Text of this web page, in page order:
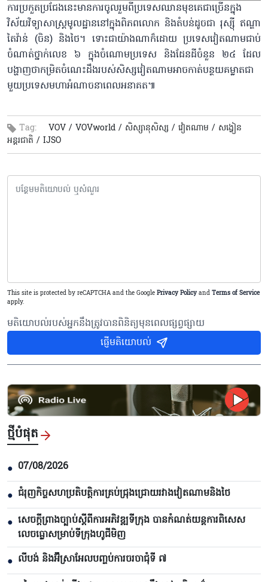
ការប្រកួតប្រជែងនេះមានការចូលរួមពីប្រទេសឈានមុខគេជាច្រើនក្នុង
វិស័យវិទ្យាសាស្ត្រមូលដ្ឋាននៅក្នុងពិភពលោក និងតំបន់ដូចជា រុស្ស៊ី ឥណ្ឌា
តៃវ៉ាន់ (ចិន) និងថៃ។ ទោះជាយ៉ាងណាក៏ដោយ ប្រទេសវៀតណាមជាប់
ចំណាត់ថ្នាក់លេខ ៦ ក្នុងចំណោមប្រទេស និងដែនដីចំនួន ២៤ ដែល
បង្ហាញថាកម្រិតចំណេះដឹងរបស់សិស្សវៀតណាមអាចកាត់បន្ថយគម្លាតជា
មួយប្រទេសមហាអំណាចនាពេលអនាគត៕
Tag: VOV / VOVworld / សិស្សានុសិស្ស​ / វៀតណាម / សង្វៀន
អន្តរជាតិ / IJSO
This site is protected by reCAPTCHA and the Google Privacy Policy and Terms of Service
apply.
មតិយោបល់របស់អ្នកនឹងត្រូវបានពិនិត្យមុនពេលផ្សព្វផ្សាយ
ផ្ញើមតិយោបល់
ថ្មីបំផុត
● 07/08/2026
● ជំរុញកិច្ចសហប្រតិបត្តិការគ្រប់ជ្រុងជ្រោយរវាងវៀតណាមនិងថៃ
● សេចក្តីព្រាងច្បាប់ស្តីពីការអភិវឌ្ឍទីក្រុង បាន​កំណត់យន្តការពិសេស
លេចធ្លោសម្រាប់ទីក្រុងហូជីមិញ
● លីបង់ និងអ៊ីស្រាអែលបញ្ចប់ការចរចាជុំទី ៧​